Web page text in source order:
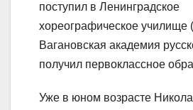
поступил в Ленинградское
хореографическое училище
Вагановская академия
получил первоклассное
Уже в юном возрасте